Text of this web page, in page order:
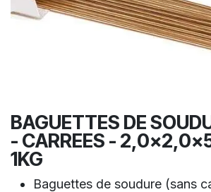
BAGUETTES DE
- CARREES -
1KG
Baguettes de soudure (sans